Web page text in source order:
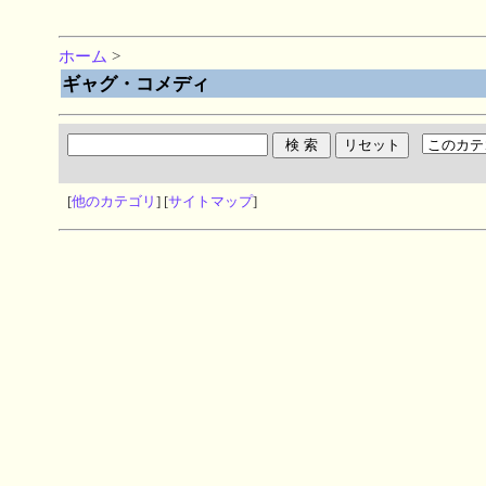
ホーム >
ギャグ・コメディ
[他のカテゴリ ] [サイトマップ]